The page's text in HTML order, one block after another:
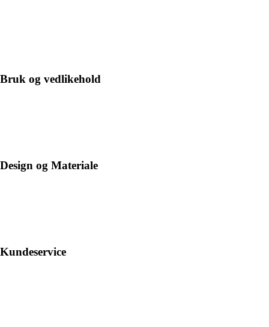
Bruk og vedlikehold
Design og Materiale
Kundeservice